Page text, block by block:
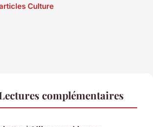
Culture
complémentaires